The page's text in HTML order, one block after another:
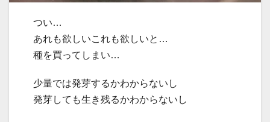
つい…
あれも欲しいこれも欲しいと…
種を買ってしまい…
少量では発芽するかわからないし
発芽しても生き残るかわからないし